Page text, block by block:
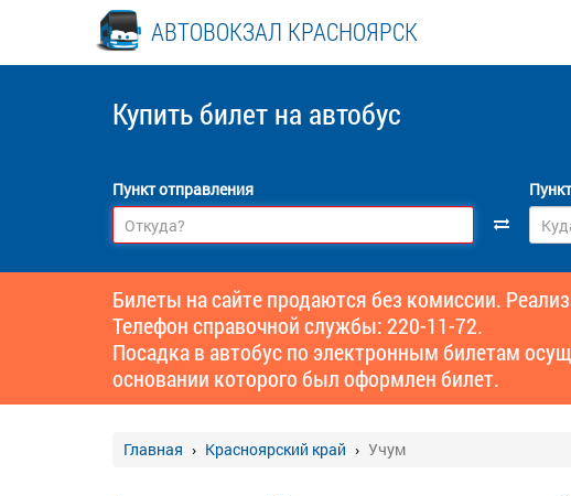
АВТОВОКЗАЛ КРАСНОЯРСК
Купить билет на автобус
Пункт отправления
Билеты на сайте продаются без комиссии.
Телефон справочной службы: 220-11-72.
Посадка в автобус по электронным билетам
основании которого был оформлен билет.
Главная Красноярский край Учум